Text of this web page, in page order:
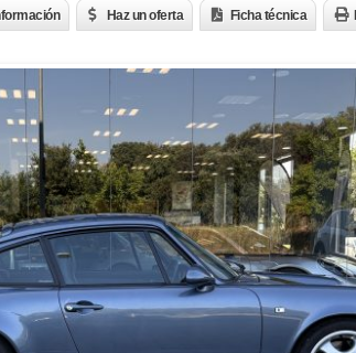
Haz un oferta Ficha técnica